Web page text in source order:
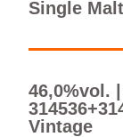
Single
46,0%vol.
Vintage